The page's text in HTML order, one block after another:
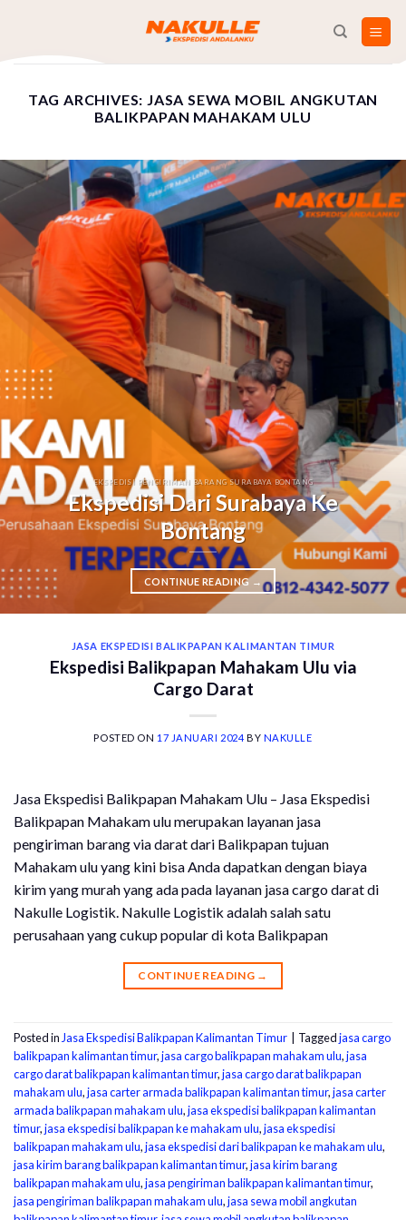
content
TAG ARCHIVES: JASA SEWA MOBIL ANGKUTAN
BALIKPAPAN MAHAKAM ULU
EKSPEDISI PENGIRIMAN BARANG SURABAYA BONTANG
Ekspedisi Dari Surabaya Ke
Bontang
CONTINUE READING →
JASA EKSPEDISI BALIKPAPAN KALIMANTAN TIMUR
Ekspedisi Balikpapan Mahakam Ulu via
Cargo Darat
POSTED ON 17 JANUARI 2024BY NAKULLE
Jasa Ekspedisi Balikpapan Mahakam Ulu – Jasa Ekspedisi
Balikpapan Mahakam ulu merupakan layanan jasa
pengiriman barang via darat dari Balikpapan tujuan
Mahakam ulu yang kini bisa Anda dapatkan dengan biaya
kirim yang murah yang ada pada layanan jasa cargo darat di
Nakulle Logistik. Nakulle Logistik adalah salah satu
perusahaan yang cukup popular di kota Balikpapan
CONTINUE READING →
Posted in Jasa Ekspedisi Balikpapan Kalimantan Timur Taggedjasa cargo
balikpapan kalimantan timur,jasa cargo balikpapan mahakam ulu,jasa
cargo darat balikpapan kalimantan timur,jasa cargo darat balikpapan
mahakam ulu,jasa carter armada balikpapan kalimantan timur,jasa carter
armada balikpapan mahakam ulu,jasa ekspedisi balikpapan kalimantan
timur,jasa ekspedisi balikpapan ke mahakam ulu,jasa ekspedisi
balikpapan mahakam ulu,jasa ekspedisi dari balikpapan ke mahakam ulu,
jasa kirim barang balikpapan kalimantan timur,jasa kirim barang
balikpapan mahakam ulu,jasa pengiriman balikpapan kalimantan timur,
jasa pengiriman balikpapan mahakam ulu,jasa sewa mobil angkutan